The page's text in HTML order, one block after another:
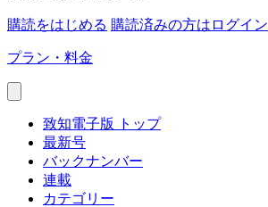
購読をはじめる 購読済みの方はログイン
プラン・料金
致知電子版 トップ
最新号
バックナンバー
連載
カテゴリー